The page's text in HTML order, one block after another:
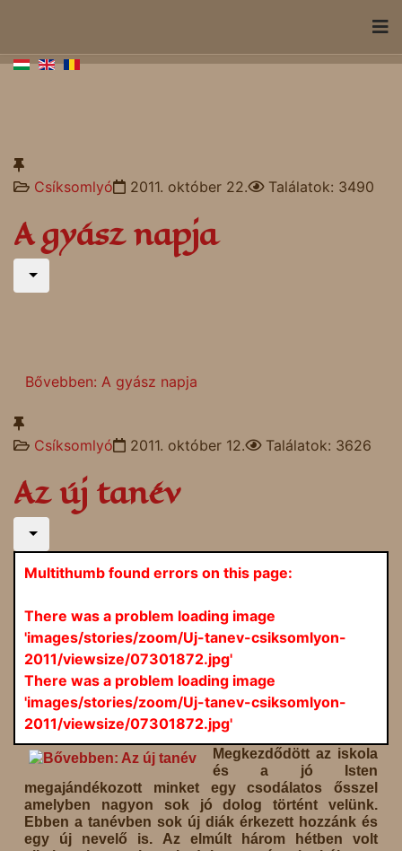
Csíksomlyó 2011. október 22. Találatok: 3490
A gyász napja
Bővebben: A gyász napja
Csíksomlyó 2011. október 12. Találatok: 3626
Az új tanév
Multithumb found errors on this page:
There was a problem loading image
'images/stories/zoom/Uj-tanev-csiksomlyon-
2011/viewsize/07301872.jpg'
There was a problem loading image
'images/stories/zoom/Uj-tanev-csiksomlyon-
2011/viewsize/07301872.jpg'
Megkezdődött az iskola
és a jó Isten
megajándékozott minket egy csodálatos ősszel
amelyben nagyon sok jó dolog történt velünk.
Ebben a tanévben sok új diák érkezett hozzánk és
egy új nevelő is. Az elmúlt három hétben volt